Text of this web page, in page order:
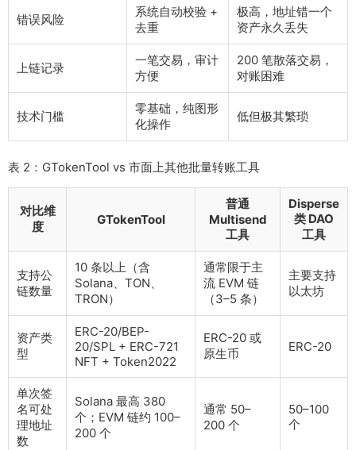
错误风险
系统自动校验 +
去重
极高，地址错一个
资产永久丢失
上链记录
一笔交易，审计
方便
200 笔散落交易，
对账困难
技术门槛
零基础，纯图形
化操作
低但极其繁琐
表 2：GTokenTool vs 市面上其他批量转账工具
对比维
度
GTokenTool
普通
Multisend
工具
Disperse
类 DAO
工具
支持公
链数量
10 条以上（含
Solana、TON、
TRON）
通常限于主
流 EVM 链
（3–5 条）
主要支持
以太坊
资产类
型
ERC-20/BEP-
20/SPL + ERC-721
NFT + Token2022
ERC-20 或
原生币
ERC-20
单次签
名可处
理地址
数
Solana 最高 380
个；EVM 链约 100–
200 个
通常 50–
200 个
50–100
个